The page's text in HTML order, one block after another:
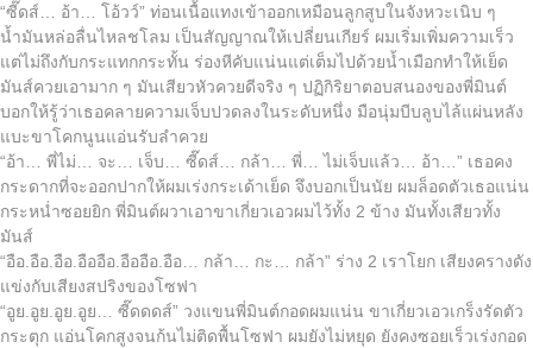
“ซี๊ดส์… อ้า… โอ้วว์” ท่อนเนื้อแทงเข้าออกเหมือนลูกสูบในจังหวะเนิบ ๆ
น้ำมันหล่อลื่นไหลชโลม เป็นสัญญาณให้เปลี่ยนเกียร์ ผมเริ่มเพิ่มความเร็ว
แต่ไม่ถึงกับกระแทกกระทั้น ร่องหีคับแน่นแต่เต็มไปด้วยน้ำเมือกทำให้เย็ด
มันส์ควยเอามาก ๆ มันเสียวหัวควยดีจริง ๆ ปฏิกิริยาตอบสนองของพี่มินต์
บอกให้รู้ว่าเธอคลายความเจ็บปวดลงในระดับหนึ่ง มือนุ่มบีบลูบไล้แผ่นหลัง
แบะขาโคกนูนแอ่นรับลำควย
“อ้า… พี่ไม่… จะ… เจ็บ… ซี๊ดส์… กล้า… พี่… ไม่เจ็บแล้ว… อ้า…” เธอคง
กระดากที่จะออกปากให้ผมเร่งกระเด้าเย็ด จึงบอกเป็นนัย ผมล็อดตัวเธอแน่น
กระหน่ำซอยยิก พี่มินต์ผวาเอาขาเกี่ยวเอวผมไว้ทั้ง 2 ข้าง มันทั้งเสียวทั้ง
มันส์
“อือ.อือ.อือ.อืออือ.อืออือ.อือ… กล้า… กะ… กล้า” ร่าง 2 เราโยก เสียงครางดัง
แข่งกับเสียงสปริงของโซฟา
“อูย.อูย.อูย.อูย… ซี๊ดดดส์” วงแขนพี่มินต์กอดผมแน่น ขาเกี่ยวเอวเกร็งรัดตัว
กระตุก แอ่นโคกสูงจนก้นไม่ติดพื้นโซฟา ผมยังไม่หยุด ยังคงซอยเร็วเร่งกอด